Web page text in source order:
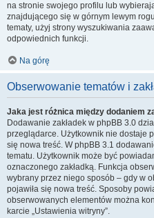
na stronie swojego profilu lub
znajdującego się w górnym lewym
tematy, użyj strony wyszukiwania
odpowiednich funkcji.
Na górę
Obserwowanie tematów i
Jaka jest różnica między dodaniem
Dodawanie zakładek w phpBB 3.0
przeglądarce. Użytkownik nie dostaje
się nowa treść. W phpBB 3.1
tematu. Użytkownik może być
oznaczonego zakładką. Funkcja
wybrany przez niego sposób – gdy w
pojawiła się nowa treść. Sposoby
obserwowanych elementów można
karcie „Ustawienia witryny”.